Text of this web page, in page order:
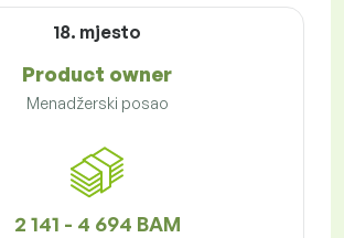
18. mjesto
Product owner
Menadžerski posao
2 141 - 4 694 BAM